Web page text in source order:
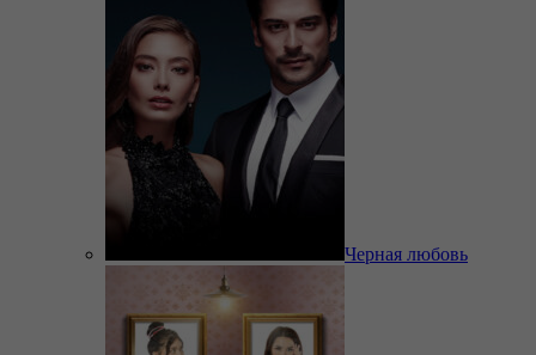
Черная любовь